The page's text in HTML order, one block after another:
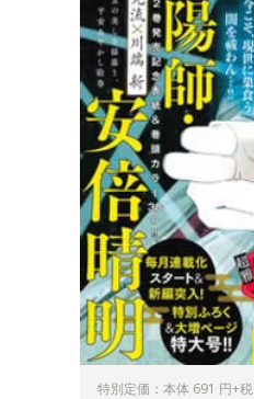
特別定価：本体 691 円+税